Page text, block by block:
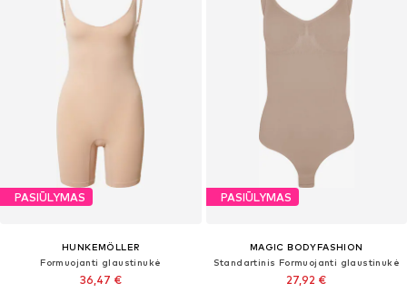
PASIŪLYMAS
HUNKEMÖLLER
Formuojanti glaustinukė
36,47 €
PASIŪLYMAS
MAGIC BODYFASHION
Standartinis Formuojanti glaustinukė
27,92 €